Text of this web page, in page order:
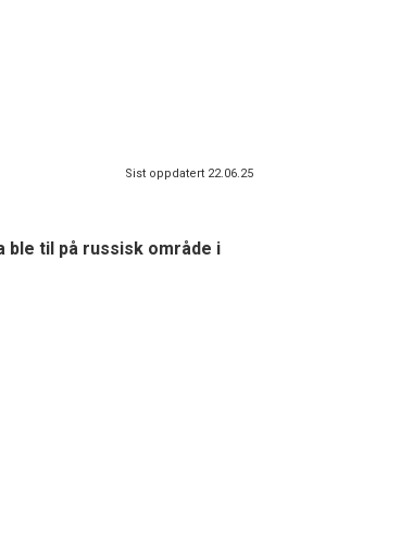
Sist oppdatert 22.06.25
ble til på russisk område i